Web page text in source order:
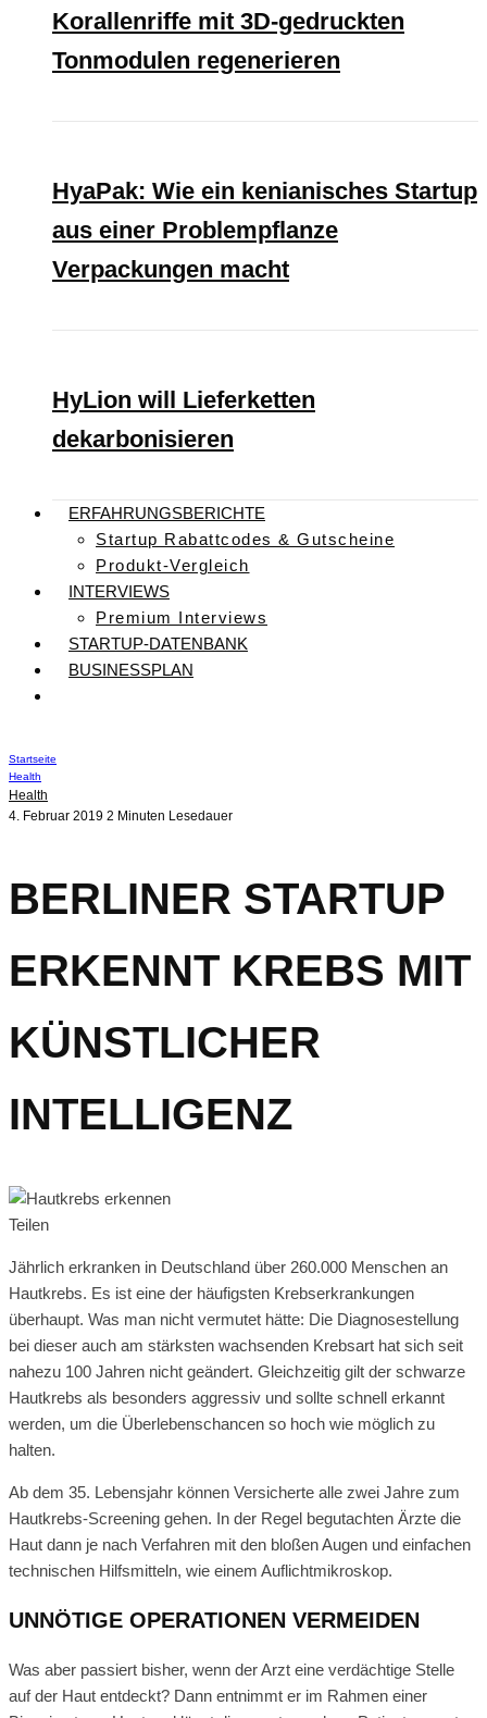
Korallenriffe mit 3D-gedruckten
Tonmodulen regenerieren
HyaPak: Wie ein kenianisches Startup
aus einer Problempflanze
Verpackungen macht
HyLion will Lieferketten
dekarbonisieren
ERFAHRUNGSBERICHTE
Startup Rabattcodes & Gutscheine
Produkt-Vergleich
INTERVIEWS
Premium Interviews
STARTUP-DATENBANK
BUSINESSPLAN
Startseite
Health
Health
4. Februar 2019 2 Minuten Lesedauer
BERLINER STARTUP
ERKENNT KREBS MIT
KÜNSTLICHER
INTELLIGENZ
Teilen
Jährlich erkranken in Deutschland über 260.000 Menschen an
Hautkrebs. Es ist eine der häufigsten Krebserkrankungen
überhaupt. Was man nicht vermutet hätte: Die Diagnosestellung
bei dieser auch am stärksten wachsenden Krebsart hat sich seit
nahezu 100 Jahren nicht geändert. Gleichzeitig gilt der schwarze
Hautkrebs als besonders aggressiv und sollte schnell erkannt
werden, um die Überlebenschancen so hoch wie möglich zu
halten.
Ab dem 35. Lebensjahr können Versicherte alle zwei Jahre zum
Hautkrebs-Screening gehen. In der Regel begutachten Ärzte die
Haut dann je nach Verfahren mit den bloßen Augen und einfachen
technischen Hilfsmitteln, wie einem Auflichtmikroskop.
UNNÖTIGE OPERATIONEN VERMEIDEN
Was aber passiert bisher, wenn der Arzt eine verdächtige Stelle
auf der Haut entdeckt? Dann entnimmt er im Rahmen einer